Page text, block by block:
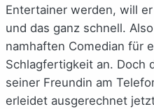
Entertainer werden, will
und das ganz schnell.
namhaften Comedian für
Schlagfertigkeit an. Doch
seiner Freundin am
erleidet ausgerechnet